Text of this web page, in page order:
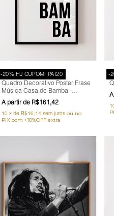
-20% HJ CUPOM: PAI20
Quadro Decorativo Poster Frase
Música Casa de Bamba -
Samba, Carnaval
R$161,42
10 xde R$16,14 sem juros
-